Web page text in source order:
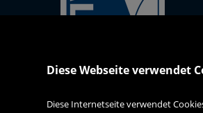
Gabrielerstrasse 171
Diese Webseite verwendet
Diese Internetseite verwendet